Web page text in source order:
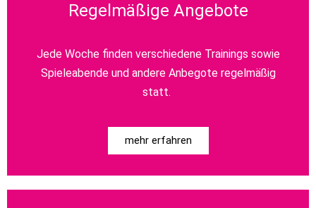
Regelmäßige Angebote
Jede Woche finden verschiedene Trainings sowie
Spieleabende und andere Anbegote regelmäßig
statt.
mehr erfahren